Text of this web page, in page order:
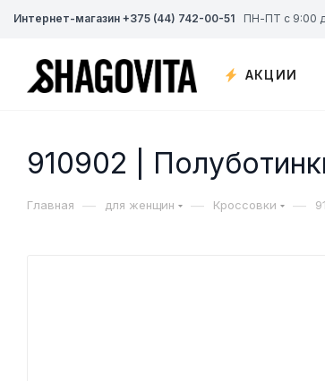
Интернет-магазин +375 (44) 742-00-51 ПН-ПТ с 9:00
АКЦИИ
910902 |
Главная — для женщин — Кроссовки —